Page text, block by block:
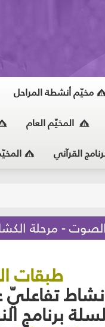
مخيّم أنشطة المراحل
المخيّم العام
القرآني
طبقات
تفاعليّ
برنامج